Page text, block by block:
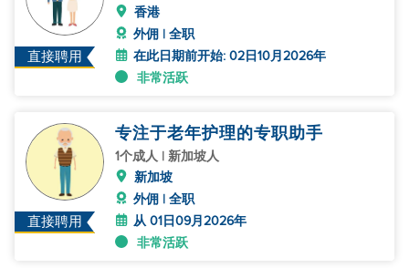
直接聘用
香港
外佣 | 全职
在此日期前开始: 02日10月2026年
非常活跃
直接聘用
专注于老年护理的专职助手
1个成人 | 新加坡人
新加坡
外佣 | 全职
从 01日09月2026年
非常活跃